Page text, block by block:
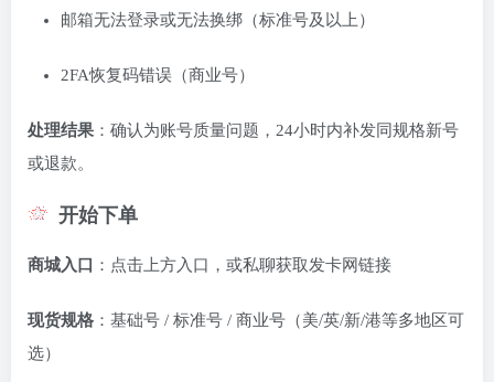
邮箱无法登录或无法换绑（标准号及以上）
2FA恢复码错误（商业号）
处理结果 ：确认为账号质量问题，24小时内补发同规格新号
或退款。
开始下单
商城入口 ：点击上方入口，或私聊获取发卡网链接
现货规格 ：基础号 / 标准号 / 商业号（美/英/新/港等多地区可
选）